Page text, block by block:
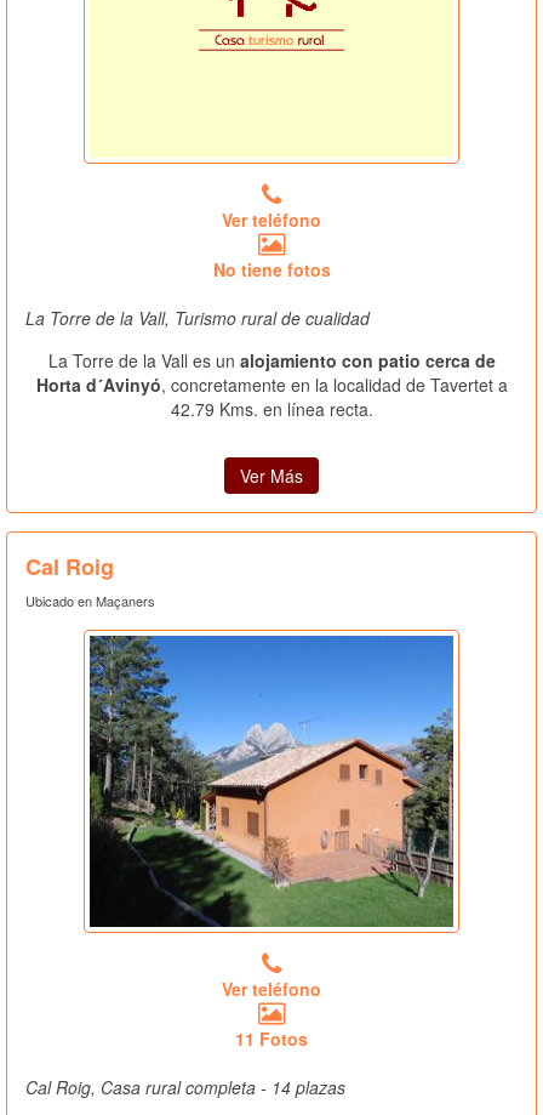
Ver teléfono
No tiene fotos
La Torre de la Vall, Turismo rural de cualidad
La Torre de la Vall es un alojamiento con patio cerca de
Horta d´Avinyó, concretamente en la localidad de Tavertet a
42.79 Kms. en línea recta.
Ver Más
Cal Roig
Ubicado en Maçaners
Ver teléfono
11 Fotos
Cal Roig, Casa rural completa - 14 plazas